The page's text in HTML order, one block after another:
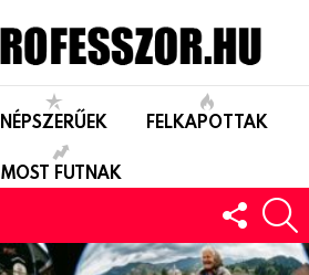
NÉPSZERŰEK FELKAPOTTAK
MOST FUTNAK
US